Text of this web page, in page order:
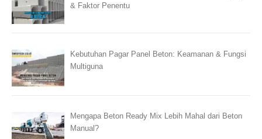
& Faktor Penentu
Kebutuhan Pagar Panel Beton: Keamanan & Fungsi
Multiguna
Mengapa Beton Ready Mix Lebih Mahal dari Beton
Manual?